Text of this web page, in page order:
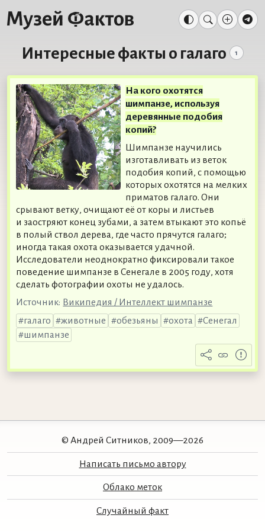
Интересные факты о галаго 1
На кого охотятся
шимпанзе, используя
деревянные подобия
копий?
Шимпанзе научились
изготавливать из веток
подобия копий, с помощью
которых охотятся на мелких
приматов галаго. Они
срывают ветку, очищают её от коры и листьев
и заостряют конец зубами, а затем втыкают это копьё
в полый ствол дерева, где часто прячутся галаго;
иногда такая охота оказывается удачной.
Исследователи неоднократно фиксировали такое
поведение шимпанзе в Сенегале в 2005 году, хотя
сделать фотографии охоты не удалось.
Источник: Википедия / Интеллект шимпанзе
галаго
животные обезьяны охота
Сенегал
шимпанзе
© Андрей Ситников, 2009—2026
Написать письмо автору
Облако меток
Случайный факт